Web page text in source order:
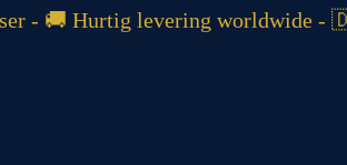
- 🚚 Hurtig levering